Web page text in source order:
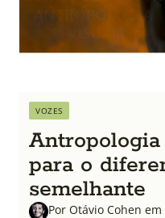
VOZES
para o
semelhante
Por Otávio Cohen